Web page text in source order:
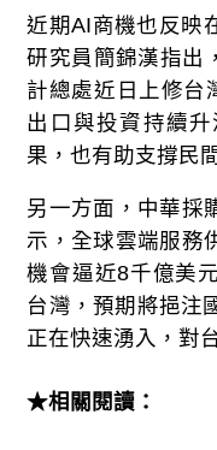
近期AI商機也反映
研究員簡錦漢指出
計總處近日上修台
出口與投資持續
果，也有助支撐民
另一方面，中華採
示，全球雲端服務
機會逼近8千億美
台灣，預期將挹注
正在快速湧入，對
★相關閱讀：